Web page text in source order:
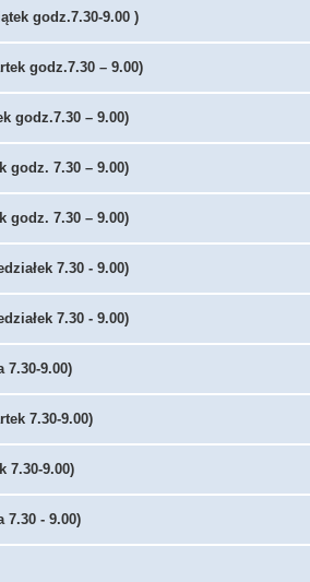
godz.7.30-9.00 )
godz.7.30 – 9.00)
godz.7.30 – 9.00)
godz. 7.30 – 9.00)
godz. 7.30 – 9.00)
7.30 - 9.00)
7.30 - 9.00)
7.30-9.00)
7.30-9.00)
7.30-9.00)
7.30 - 9.00)